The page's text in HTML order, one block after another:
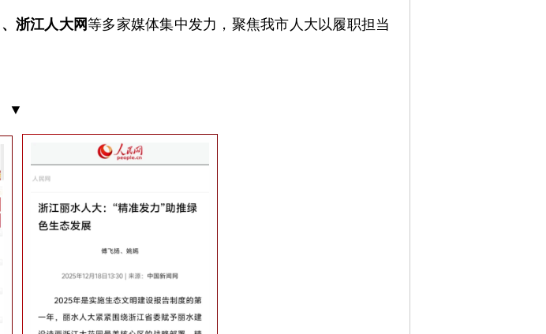
浙江人大网等多家媒体集中发力，聚焦我市人大以履职担当
▼